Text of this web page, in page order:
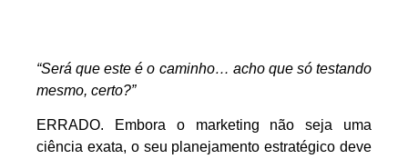
“Será que este é o caminho… acho que só testando
mesmo, certo?”
ERRADO. Embora o marketing não seja uma
ciência exata, o seu planejamento estratégico deve